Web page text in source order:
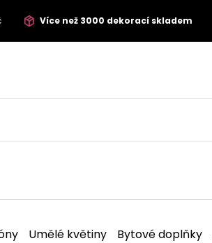
Více než 3000 dekorací skladem
Umělé květiny Bytové doplňky